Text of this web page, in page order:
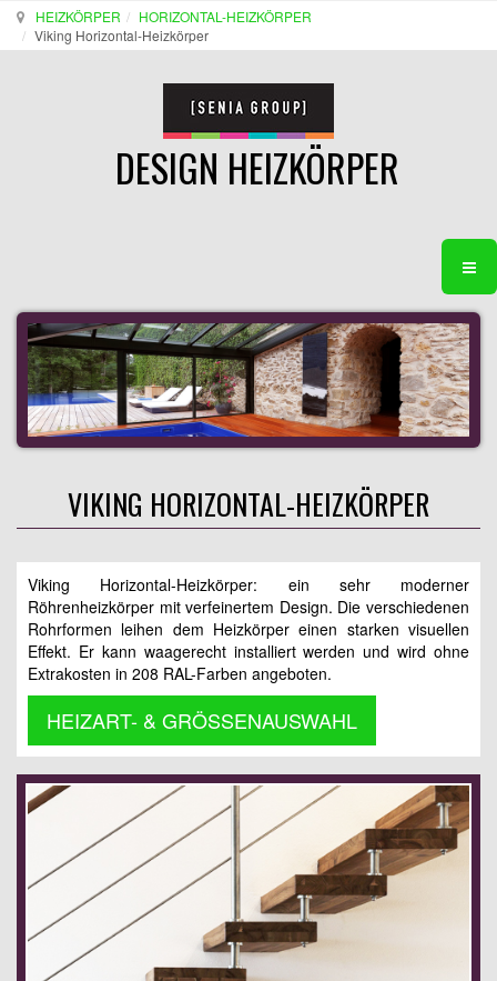
HEIZKÖRPER
HORIZONTAL-HEIZKÖRPER
Viking Horizontal-Heizkörper
DESIGN HEIZKÖRPER
VIKING HORIZONTAL-HEIZKÖRPER
Viking Horizontal-Heizkörper: ein sehr moderner
Röhrenheizkörper mit verfeinertem Design. Die verschiedenen
Rohrformen leihen dem Heizkörper einen starken visuellen
Effekt. Er kann waagerecht installiert werden und wird ohne
Extrakosten in 208 RAL-Farben angeboten.
HEIZART- & GRÖSSENAUSWAHL